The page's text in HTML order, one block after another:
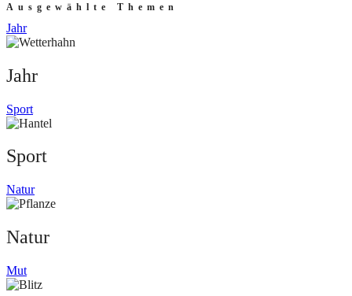
Ausgewählte Themen
Jahr
Jahr
Sport
Sport
Natur
Natur
Mut